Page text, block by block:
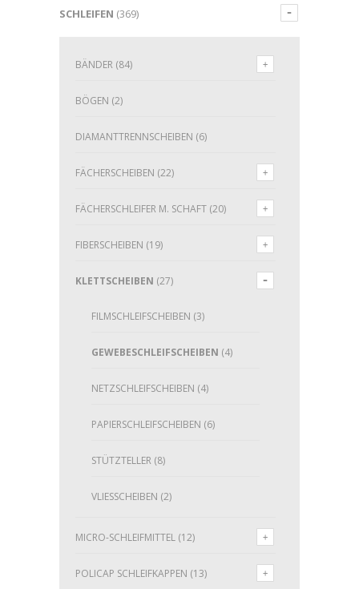
SCHLEIFEN (369)
BÄNDER (84)
BÖGEN (2)
DIAMANTTRENNSCHEIBEN (6)
FÄCHERSCHEIBEN (22)
FÄCHERSCHLEIFER M. SCHAFT (20)
FIBERSCHEIBEN (19)
KLETTSCHEIBEN (27)
FILMSCHLEIFSCHEIBEN (3)
GEWEBESCHLEIFSCHEIBEN (4)
NETZSCHLEIFSCHEIBEN (4)
PAPIERSCHLEIFSCHEIBEN (6)
STÜTZTELLER (8)
VLIESSCHEIBEN (2)
MICRO-SCHLEIFMITTEL (12)
POLICAP SCHLEIFKAPPEN (13)